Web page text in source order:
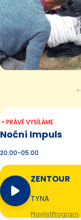
PRÁVĚ VYSÍLÁME
Noční Impuls
20.00-05.00
ZENTOUR
TYNA
PlaylistProgram